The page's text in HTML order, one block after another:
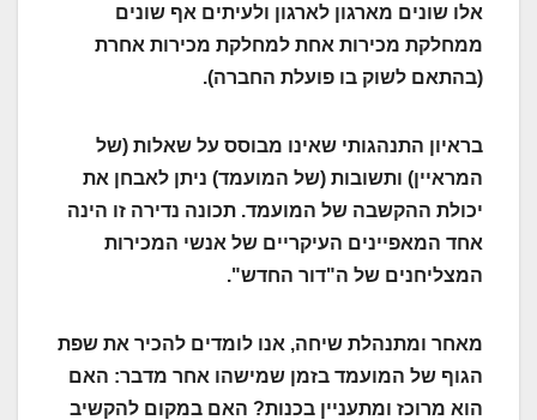
אלו שונים מארגון לארגון ולעיתים אף שונים
ממחלקת מכירות אחת למחלקת מכירות אחרת
(בהתאם לשוק בו פועלת החברה).
בראיון התנהגותי שאינו מבוסס על שאלות (של
המראיין) ותשובות (של המועמד) ניתן לאבחן את
יכולת ההקשבה של המועמד. תכונה נדירה זו הינה
אחד המאפיינים העיקריים של אנשי המכירות
המצליחנים של ה"דור החדש".
מאחר ומתנהלת שיחה, אנו לומדים להכיר את שפת
הגוף של המועמד בזמן שמישהו אחר מדבר: האם
הוא מרוכז ומתעניין בכנות? האם במקום להקשיב